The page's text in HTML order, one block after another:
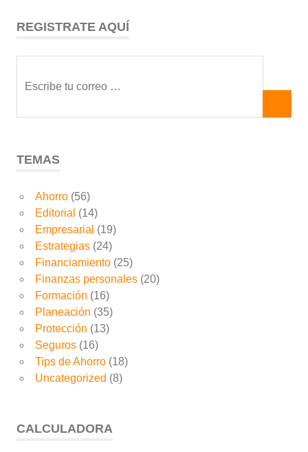
REGISTRATE AQUÍ
TEMAS
Ahorro(56)
Editorial (14)
Empresarial (19)
Estrategias(24)
Financiamiento(25)
Finanzas personales(20)
Formación (16)
Planeación (35)
Protección (13)
Seguros(16)
Tips de Ahorro(18)
Uncategorized (8)
CALCULADORA